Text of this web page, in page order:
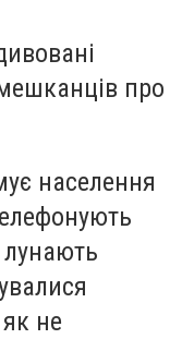
про
населення
не